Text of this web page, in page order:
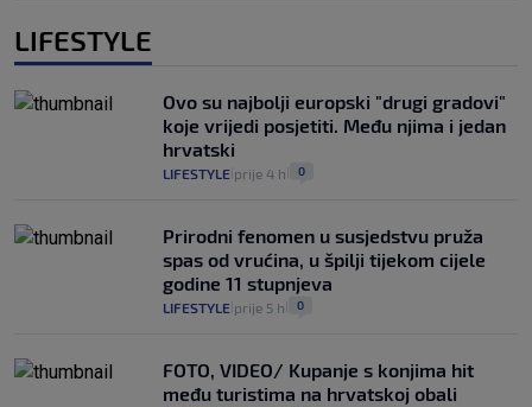
LIFESTYLE
Ovo su najbolji europski "drugi gradovi"
koje vrijedi posjetiti. Među njima i jedan
hrvatski
LIFESTYLE prije 4 h 0
Prirodni fenomen u susjedstvu pruža
spas od vrućina, u špilji tijekom cijele
godine 11 stupnjeva
LIFESTYLE prije 5 h 0
FOTO, VIDEO/ Kupanje s konjima hit
među turistima na hrvatskoj obali